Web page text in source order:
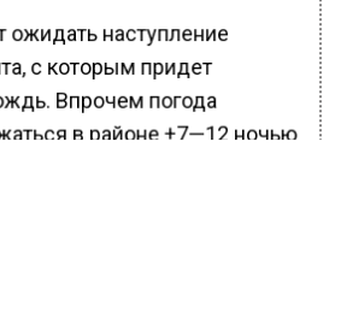
ожидать наступление
с которым придет
Впрочем погода
в районе +7—12 ночью